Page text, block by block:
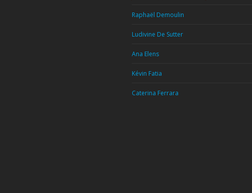
Raphaël Demoulin
Ludivine De Sutter
Ana Elens
Kévin Fatia
Caterina Ferrara